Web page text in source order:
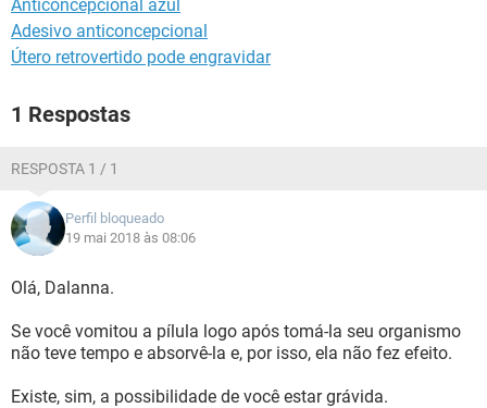
Anticoncepcional azul
Adesivo anticoncepcional
Útero retrovertido pode engravidar
1 Respostas
RESPOSTA 1 / 1
Perfil bloqueado
19 mai 2018 às 08:06
Olá, Dalanna.
Se você vomitou a pílula logo após tomá-la seu organismo
não teve tempo e absorvê-la e, por isso, ela não fez efeito.
Existe, sim, a possibilidade de você estar grávida.